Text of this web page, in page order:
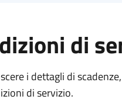
di
i dettagli di
di servizio.